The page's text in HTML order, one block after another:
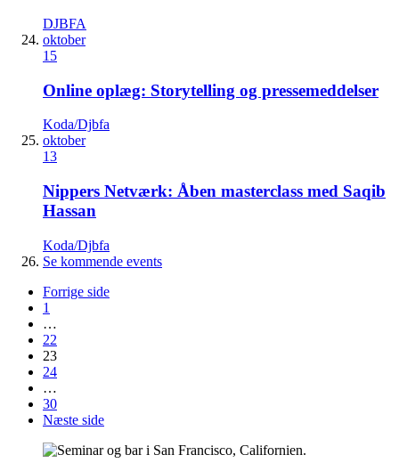
DJBFA
oktober
15
Online oplæg: Storytelling og pressemeddelser
Koda/Djbfa
oktober
13
Nippers Netværk: Åben masterclass med Saqib
Hassan
Koda/Djbfa
Se kommende events
Forrige side
1
…
22
23
24
…
30
Næste side